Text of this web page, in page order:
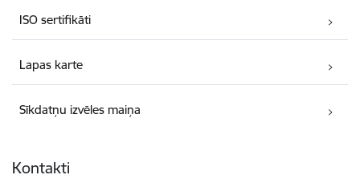
ISO sertifikāti
Lapas karte
Sīkdatņu izvēles maiņa
Kontakti